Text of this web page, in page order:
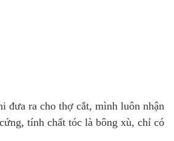
đưa ra cho thợ cắt, mình luôn nhận
tính chất tóc là bông xù, chỉ có